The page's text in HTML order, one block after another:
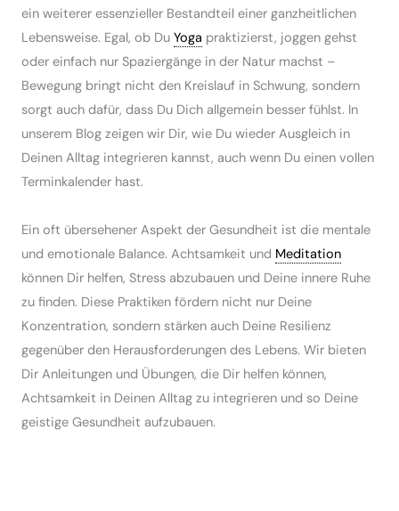
ein weiterer essenzieller Bestandteil einer ganzheitlichen
Lebensweise. Egal, ob Du Yoga praktizierst, joggen gehst
oder einfach nur Spaziergänge in der Natur machst –
Bewegung bringt nicht den Kreislauf in Schwung, sondern
sorgt auch dafür, dass Du Dich allgemein besser fühlst. In
unserem Blog zeigen wir Dir, wie Du wieder Ausgleich in
Deinen Alltag integrieren kannst, auch wenn Du einen vollen
Terminkalender hast.
Ein oft übersehener Aspekt der Gesundheit ist die mentale
und emotionale Balance. Achtsamkeit und Meditation
können Dir helfen, Stress abzubauen und Deine innere Ruhe
zu finden. Diese Praktiken fördern nicht nur Deine
Konzentration, sondern stärken auch Deine Resilienz
gegenüber den Herausforderungen des Lebens. Wir bieten
Dir Anleitungen und Übungen, die Dir helfen können,
Achtsamkeit in Deinen Alltag zu integrieren und so Deine
geistige Gesundheit aufzubauen.